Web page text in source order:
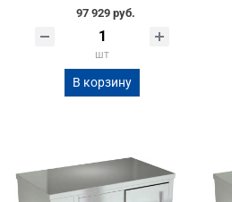
97 929 руб.
шт
В корзину